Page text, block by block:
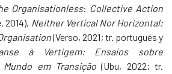
Organisationless: Collective Action
2014), Neither Vertical Nor Horizontal:
(Verso, 2021; tr. portugués y
à Vertigem: Ensaios sobre
em Transição(Ubu, 2022; tr.